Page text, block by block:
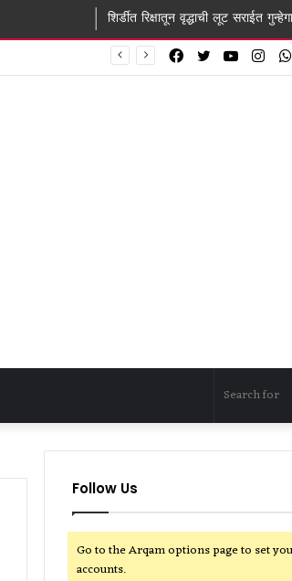
शिर्डीत रिक्षातून वृद्धाची लूट सराईत गुन्हेगार रहीम पठाणसह
YouTube
Twitter
Facebook
Follow Us
Go to the Arqam options page to set
accounts.